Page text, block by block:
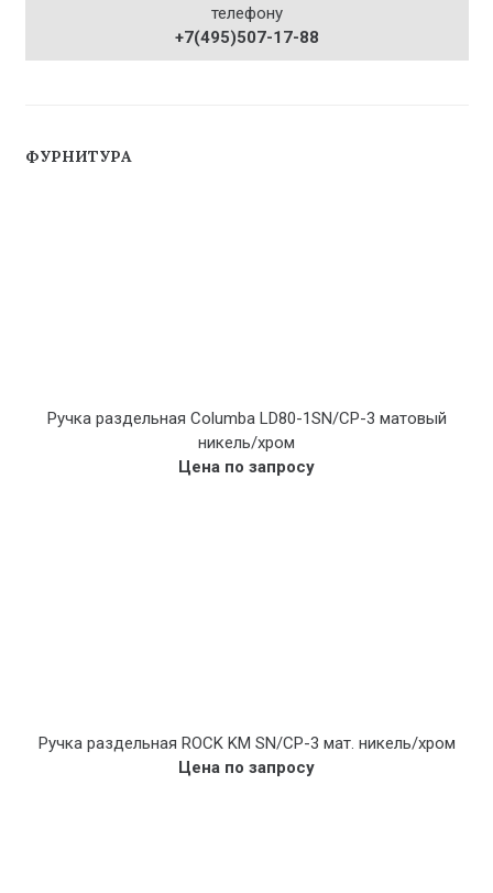
телефону
+7(495)507-17-88
ФУРНИТУРА
Ручка раздельная Columba LD80-1SN/CP-3 матовый
никель/хром
Цена по запросу
Ручка раздельная ROCK KM SN/CP-3 мат. никель/хром
Цена по запросу